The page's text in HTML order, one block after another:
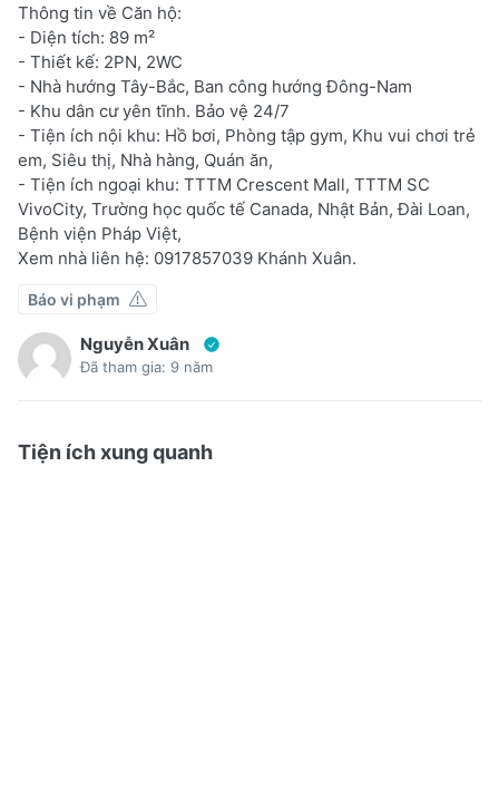
Thông tin về Căn hộ:
- Diện tích: 89 m²
- Thiết kế: 2PN, 2WC
- Nhà hướng Tây-Bắc, Ban công hướng Đông-Nam
- Khu dân cư yên tĩnh. Bảo vệ 24/7
- Tiện ích nội khu: Hồ bơi, Phòng tập gym, Khu vui chơi trẻ
em, Siêu thị, Nhà hàng, Quán ăn,
- Tiện ích ngoại khu: TTTM Crescent Mall, TTTM SC
VivoCity, Trường học quốc tế Canada, Nhật Bản, Đài Loan,
Bệnh viện Pháp Việt,
Xem nhà liên hệ: 0917857039 Khánh Xuân.
Báo vi phạm
Nguyễn Xuân
Đã tham gia: 9 năm
Tiện ích xung quanh